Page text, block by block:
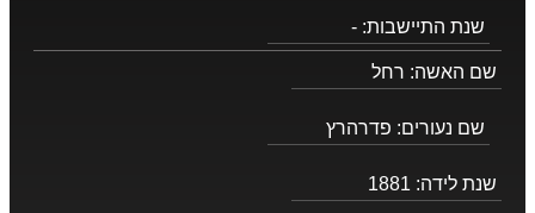
שנת התיישבות: -
שם האשה: רחל
שם נעורים: פדרהרץ
שנת לידה: 1881